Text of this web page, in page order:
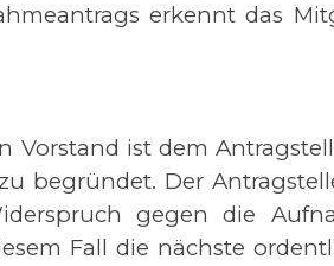
erkennt das
Vorstand ist dem
begründet. Der
gegen die
Fall die nächste